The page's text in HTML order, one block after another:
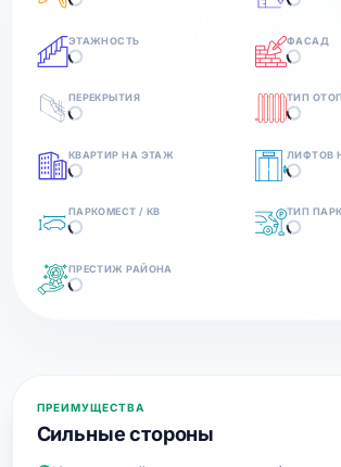
ЭТАЖНОСТЬ ФАСАД
ПЕРЕКРЫТИЯ ТИП
КВАРТИР НА ЭТАЖ ЛИФТОВ
ПАРКОМЕСТ / КВ ТИП
ПРЕСТИЖ РАЙОНА
ПРЕИМУЩЕСТВА
Сильные стороны